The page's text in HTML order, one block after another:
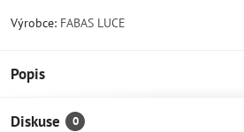
Výrobce: FABAS LUCE
Popis
Diskuse 0